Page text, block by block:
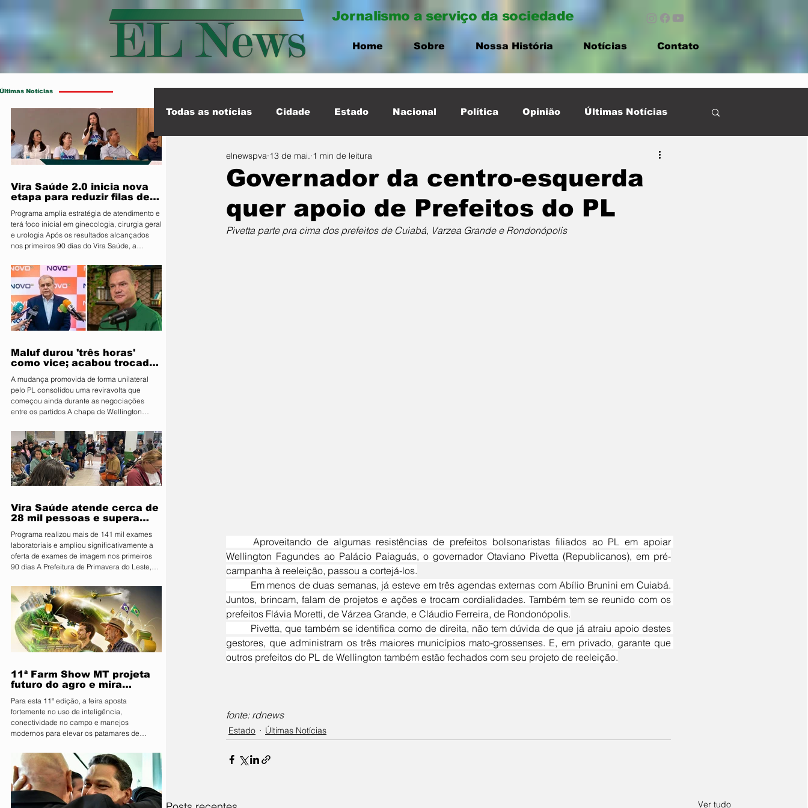
Jornalismo a serviço da sociedade
Home Sobre Nossa História Notícias Contato
Últimas Notícias
Vira Saúde 2.0 inicia nova
etapa para reduzir filas de
Programa amplia estratégia de atendimento e
terá foco inicial em ginecologia, cirurgia geral
e urologia Após os resultados alcançados
nos primeiros 90 dias do Vira Saúde, a
Secretaria Municipal de Saúde, anunciou
uma nova etapa do programa: o Vira Saúde
2.0. A nova fase terá como principal objetivo
reduzir e eliminar filas de cirurgias eletivas
em três áreas prioritárias: ginecologia,
cirurgia geral e urologia. Os atendimentos
Maluf durou 'três horas'
como vice; acabou trocado
A mudança promovida de forma unilateral
pelo PL consolidou uma reviravolta que
começou ainda durante as negociações
entre os partidos A chapa de Wellington
diferentes para a vice em um intervalo de
pouco mais de três horas na noite de quinta-
feira (6). O Partido Novo, entidade coligada
com o PL, registrou às 19h37 uma ata com
Marcelo Maluf (Novo) na vaga. No entanto, às
22h55, o PL apresentou uma nova
Vira Saúde atende cerca de
28 mil pessoas e supera
laboratoriais em Primavera
Programa realizou mais de 141 mil exames
laboratoriais e ampliou significativamente a
oferta de exames de imagem nos primeiros
90 dias A Prefeitura de Primavera do Leste,
apresentou nesta sexta-feira (07) os
resultados dos primeiros 90 dias do programa
Vira Saúde. Ao todo, aproximadamente 28 mil
pessoas foram beneficiadas pelas ações
realizadas no período. Durante os primeiros
três meses, foram realizados 141.574 exames
laboratoria
11ª Farm Show MT projeta
futuro do agro e mira
sociedade
Para esta 11ª edição, a feira aposta
fortemente no uso de inteligência,
conectividade no campo e manejos
modernos para elevar os patamares de
Primavera do Leste deu o pontapé inicial para
uma das maiores vitrines tecnológicas do
Centro-Oeste. A organização lançou
oficialmente a 11ª edição da Farm Show MT.
Consolidada como um ambiente de negócios
Todas as notícias Cidade Estado Nacional Política Opinião Últimas Notícias
Esporte Internacional Destaque Cidade
Governador da centro-esquerda
quer apoio de Prefeitos do PL
elnewspva 13 de mai. 1 min de leitura
Pivetta parte pra cima dos prefeitos de Cuiabá, Varzea Grande e Rondonópolis
Wellington Fagundes ao Palácio Paiaguás, o governador Otaviano Pivetta (Republicanos), em pré-
campanha à reeleição, passou a cortejá-los.
Juntos, brincam, falam de projetos e ações e trocam cordialidades. Também tem se reunido com os
prefeitos Flávia Moretti, de Várzea Grande, e Cláudio Ferreira, de Rondonópolis.
gestores, que administram os três maiores municípios mato-grossenses. E, em privado, garante que
outros prefeitos do PL de Wellington também estão fechados com seu projeto de reeleição.
fonte: rdnews
Estado Últimas Notícias
Ver tudo